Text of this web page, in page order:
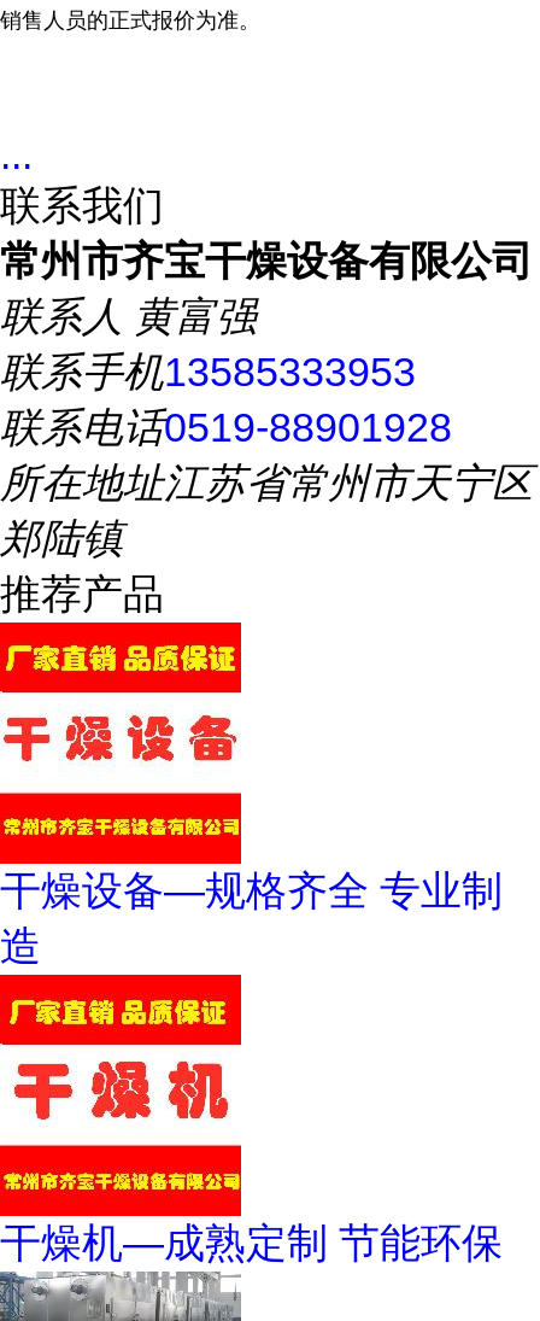
销售人员的正式报价为准。
...
联系我们
常州市齐宝干燥设备有限公司
联系人 黄富强
联系手机13585333953
联系电话0519-88901928
所在地址江苏省常州市天宁区
郑陆镇
推荐产品
干燥设备—规格齐全 专业制
造
干燥机—成熟定制 节能环保